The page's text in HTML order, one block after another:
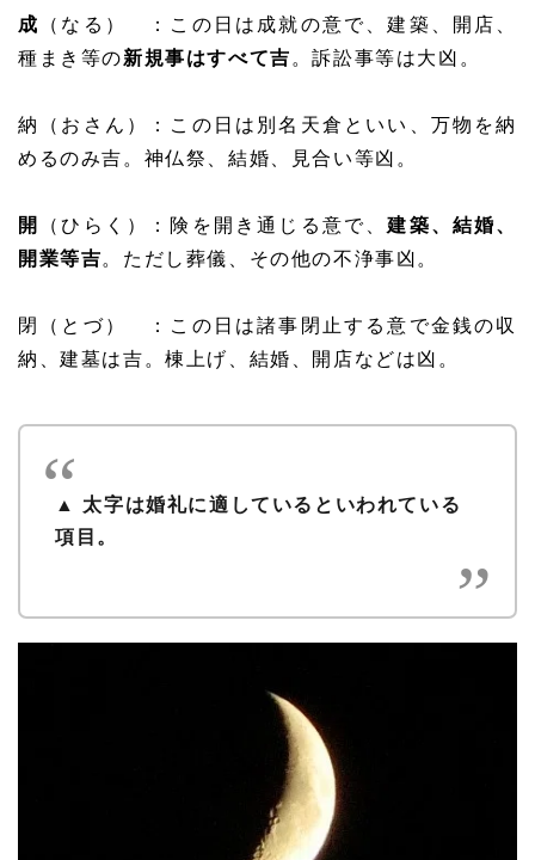
成
（なる） ：この日は成就の意で、建築、開店、
種まき等の新規事はすべて吉 。訴訟事等は大凶。
納（おさん）：この日は別名天倉といい、万物を納
めるのみ吉。神仏祭、結婚、見合い等凶。
開 （ひらく）：険を開き通じる意で、建築、結婚、
開業等吉。ただし葬儀、その他の不浄事凶。
閉（とづ） ：この日は諸事閉止する意で金銭の収
納、建墓は吉。棟上げ、結婚、開店などは凶。
▲ 太字は婚礼に適しているといわれている
項目。